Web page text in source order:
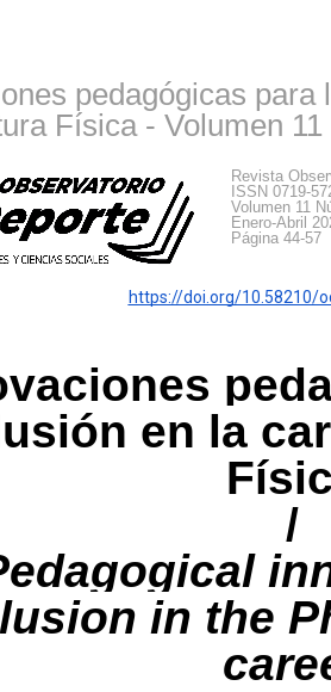
pedagógicas
Física - Volumen
Revista
ISSN 0719-
Volumen 11
Enero-Abril
Página 44-57
https://doi.org/10.58210/
en la
/
in the